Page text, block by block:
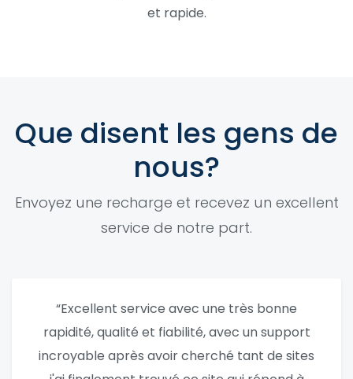
et rapide.
Que disent les gens de
nous?
Envoyez une recharge et recevez un excellent
service de notre part.
“Excellent service avec une très bonne
rapidité, qualité et fiabilité, avec un support
incroyable après avoir cherché tant de sites